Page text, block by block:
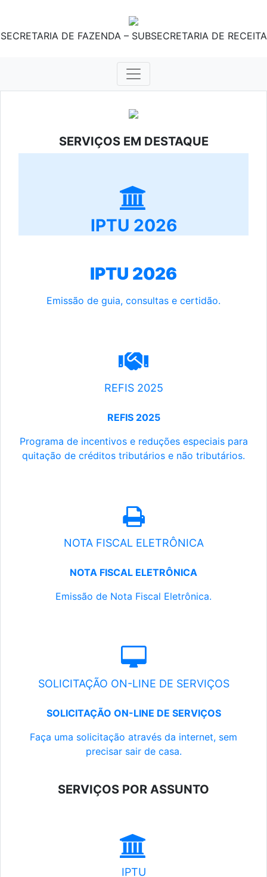
SECRETARIA DE FAZENDA – SUBSECRETARIA DE RECEITA
SERVIÇOS EM DESTAQUE
IPTU 2026
IPTU 2026
Emissão de guia, consultas e certidão.
REFIS 2025
REFIS 2025
Programa de incentivos e reduções especiais para
quitação de créditos tributários e não tributários.
NOTA FISCAL ELETRÔNICA
NOTA FISCAL ELETRÔNICA
Emissão de Nota Fiscal Eletrônica.
SOLICITAÇÃO ON-LINE DE SERVIÇOS
SOLICITAÇÃO ON-LINE DE SERVIÇOS
Faça uma solicitação através da internet, sem
precisar sair de casa.
SERVIÇOS POR ASSUNTO
IPTU